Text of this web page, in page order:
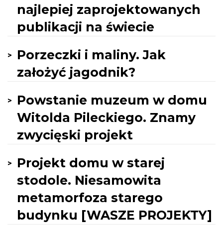
najlepiej zaprojektowanych
publikacji na świecie
Porzeczki i maliny. Jak
założyć jagodnik?
Powstanie muzeum w domu
Witolda Pileckiego. Znamy
zwycięski projekt
Projekt domu w starej
stodole. Niesamowita
metamorfoza starego
budynku [WASZE PROJEKTY]